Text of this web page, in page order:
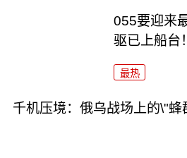
055要迎来
驱已上船台！
最热
千机压境：俄乌战场上的\"